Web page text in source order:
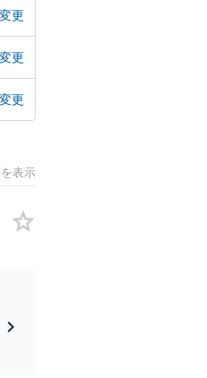
変更
変更
変更
表示